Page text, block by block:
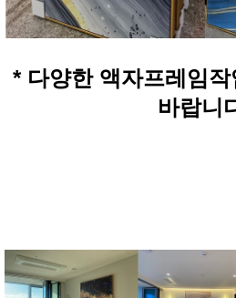
* 다양한 액자프레임
바랍니